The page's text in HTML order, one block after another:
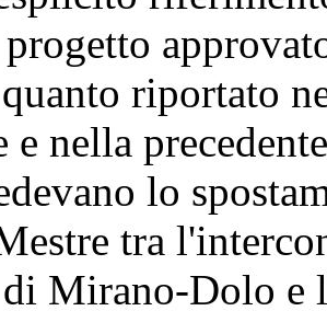
riportato
e nella
lo
tra
Mirano-Dolo e